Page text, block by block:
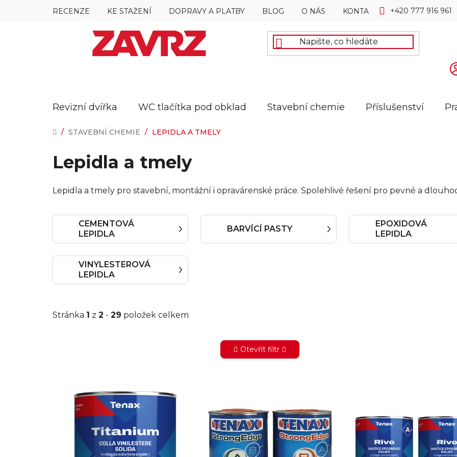
RECENZE KE STAŽENÍ DOPRAVY A PLATBY BLOG O NÁS KONTAKTY +420 777 916 961
Revizní dvířka WC tlačítka pod obklad Stavební chemie Příslušenství
DOMŮ
/ STAVEBNÍ CHEMIE / LEPIDLA A TMELY
Lepidla a tmely
Lepidla a tmely pro stavební, montážní i opravárenské práce. Spolehlivé řešení pro pevné a
CEMENTOVÁ
LEPIDLA
BARVÍCÍ PASTY
EPOXIDOVÁ
LEPIDLA
VINYLESTEROVÁ
LEPIDLA
Stránka 1 z 2 - 29 položek celkem
Otevřít filtr